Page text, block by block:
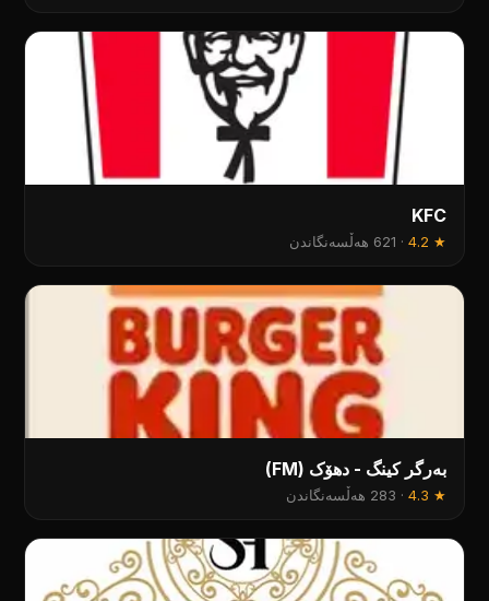
KFC
★
4.2
· 621 هەڵسەنگاندن
بەرگر کینگ - دهۆک (FM)
★
4.3
· 283 هەڵسەنگاندن